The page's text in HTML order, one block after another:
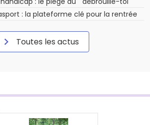
: la plateforme clé pour la rentrée
Toutes les actus